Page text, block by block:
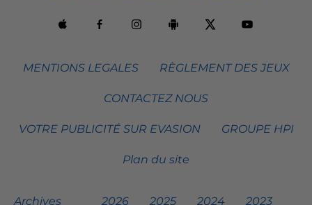
MENTIONS LEGALES RÈGLEMENT DES JEUX
CONTACTEZ NOUS
VOTRE PUBLICITÉ SUR EVASION GROUPE HPI
Plan du site
Archives 2026 2025 2024 2023